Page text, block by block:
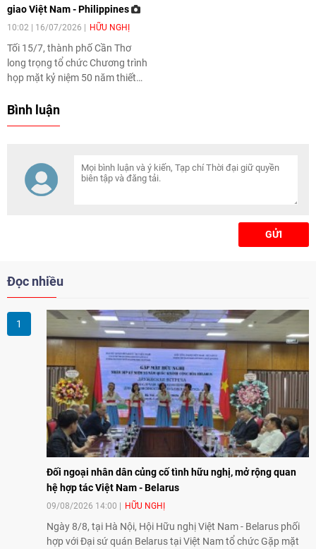
giao Việt Nam - Philippines
10:02 | 16/07/2026 HỮU NGHỊ
Tối 15/7, thành phố Cần Thơ
long trọng tổ chức Chương trình
họp mặt kỷ niệm 50 năm thiết
- Philippines (12/7/1976 -
Bình luận
GỬI
Đọc nhiều
Đối ngoại nhân dân củng cố tình hữu nghị, mở rộng quan
hệ hợp tác Việt Nam - Belarus
09/08/2026 14:00 HỮU NGHỊ
Ngày 8/8, tại Hà Nội, Hội Hữu nghị Việt Nam - Belarus phối
hợp với Đại sứ quán Belarus tại Việt Nam tổ chức Gặp mặt